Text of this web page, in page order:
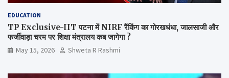
EDUCATION
TP Exclusive-IIT पटना में NIRF रैंकिंग का गोरखधंधा, जालसाजी और
फर्जीवाड़ा चरम पर शिक्षा मंत्रालय कब जागेगा ?
May 15, 2026 Shweta R Rashmi